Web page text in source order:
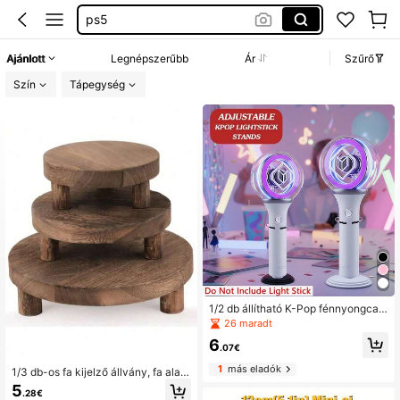
lightstick holder
Ajánlott Legnépszerűbb Ár
Szűrő
Szín
Tápegység
1/3 db-os fa kijelző állvány, fa alap,
mini kijelző állvány, kerek fa kijelző
polc, parasztház stílusú dekorációs
5.28€
1/2 db állítható K-Pop fénnyongca t
artó, kompatibilis a Twice, TXT, EX
O, Aespa stb. hivatalos fénnyongcái
val, alkalmas kiállításhoz és tárolás
a fénnyongca nem tartozik hozzá
26 maradt
6.07€
1más eladók